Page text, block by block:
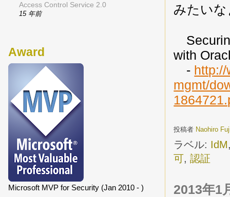
みたい
with
-
mgmt/
投稿者 Naohiro
ラベル: IdM
可,認証
2013年1
Access Control Service 2.0
15 年前
Award
Microsoft MVP for Security (Jan 2010 - )